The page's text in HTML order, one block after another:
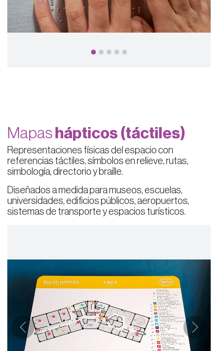
Mapas hápticos (táctiles) ​
Representaciones físicas del espacio con
referencias táctiles, símbolos en relieve, rutas,
simbología, directorio y braille.
Diseñados a medida para museos, escuelas,
universidades, edificios públicos, aeropuertos,
sistemas de transporte y espacios turísticos.
Anterior